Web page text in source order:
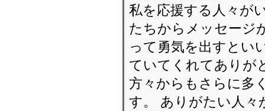
私を応援する人々が
たちからメッセージ
って勇気を出すとい
ていてくれてありが
方々からもさらに多
す。 ありがたい人々